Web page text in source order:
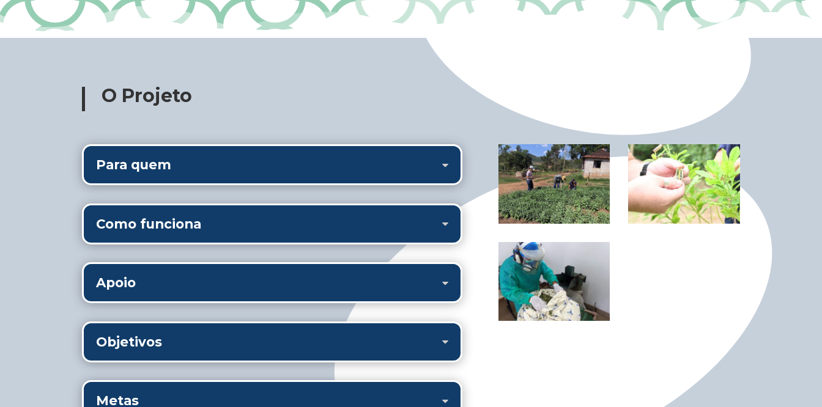
O Projeto
Para quem
Como funciona
Apoio
Objetivos
Metas